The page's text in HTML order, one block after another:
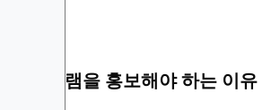
프로그램을 홍보해야 하는 이유